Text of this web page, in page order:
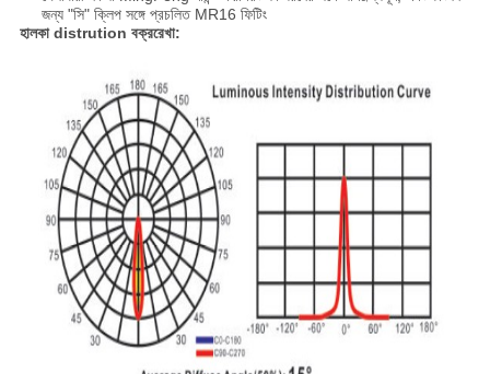
জন্য "সি" ক্লিপ সঙ্গে প্রচলিত MR16 ফিটিং
হালকা distrution বক্ররেখা: